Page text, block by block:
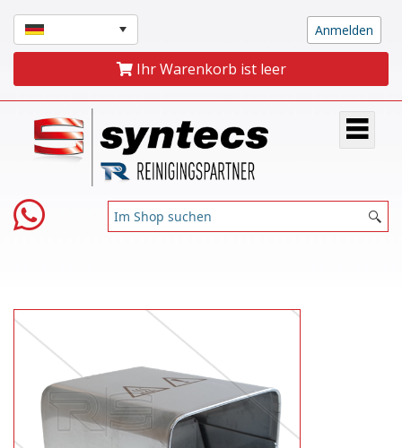
Ihr Warenkorb ist leer